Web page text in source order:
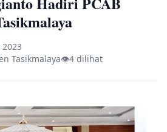
Tasikmalaya👁4 dilihat